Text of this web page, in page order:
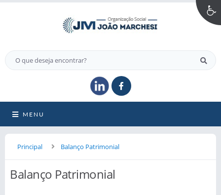
MENU
Principal Balanço Patrimonial
Balanço Patrimonial